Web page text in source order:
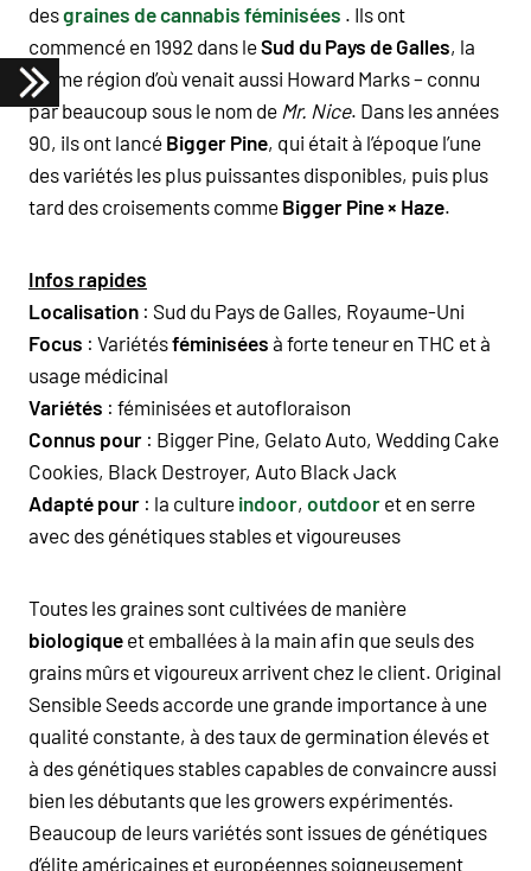
desgraines de cannabis féminisées . Ils ont
commencé en 1992 dans leSud du Pays de Galles, la
même région d’où venait aussi Howard Marks – connu
par beaucoup sous le nom de Mr. Nice. Dans les années
90, ils ont lancé Bigger Pine, qui était à l’époque l’une
des variétés les plus puissantes disponibles, puis plus
tard des croisements comme Bigger Pine × Haze.
Infos rapides
Localisation : Sud du Pays de Galles, Royaume-Uni
Focus : Variétésféminisées à forte teneur en THC et à
usage médicinal
Variétés : féminisées et autofloraison
Connus pour : Bigger Pine, Gelato Auto, Wedding Cake
Cookies, Black Destroyer, Auto Black Jack
Adapté pour : la culture indoor, outdoor et en serre
avec des génétiques stables et vigoureuses
Toutes les graines sont cultivées de manière
biologique et emballées à la main afin que seuls des
grains mûrs et vigoureux arrivent chez le client. Original
Sensible Seeds accorde une grande importance à une
qualité constante, à des taux de germination élevés et
à des génétiques stables capables de convaincre aussi
bien les débutants que les growers expérimentés.
Beaucoup de leurs variétés sont issues de génétiques
d’élite américaines et européennes soigneusement